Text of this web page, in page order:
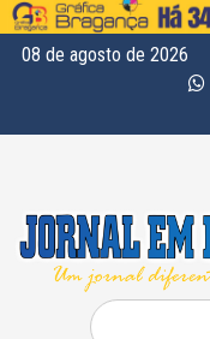
08 de agosto de 2026
Pesquisar